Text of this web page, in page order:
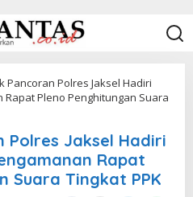
Pancoran Polres Jaksel Hadiri
Rapat Pleno Penghitungan Suara
Polres Jaksel Hadiri
Rapat
Suara Tingkat PPK